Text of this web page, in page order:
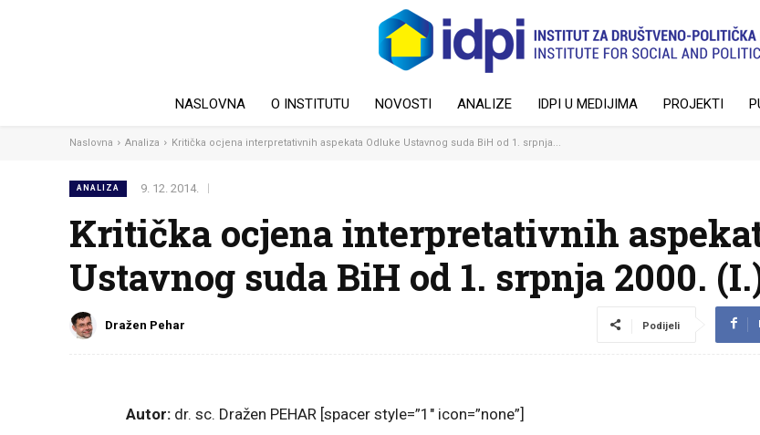
NASLOVNA O INSTITUTU NOVOSTI ANALIZE IDPI U MEDIJIMA PROJEKTI
Naslovna Analiza Kritička ocjena interpretativnih aspekata Odluke Ustavnog suda BiH od 1. srpnja...
ANALIZA 9. 12. 2014.
Kritička ocjena interpretativnih
Ustavnog suda BiH od 1. srpnja 2000.
Dražen Pehar Podijeli
Autor: dr. sc. Dražen PEHAR [spacer style=”1″ icon=”none”]